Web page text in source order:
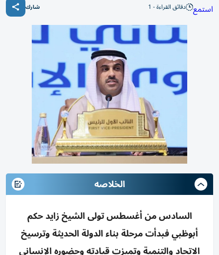
استمع دقائق القراءة - 1 شارك
الخلاصه
السادس من أغسطس تولى الشيخ زايد حكم
أبوظبي فبدأت مرحلة بناء الدولة الحديثة وترسيخ
الاتحاد والتنمية وتميزت قيادته وحضوره الإنساني